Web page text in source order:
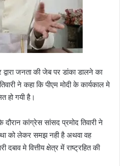
जनता की जेब पर डांका डालने का
ने कहा कि पीएम मोदी के कार्यकाल मे
हो गयी है।
दौरान कांग्रेस सांसद प्रमोद तिवारी ने
को लेकर समझ नही है अथवा वह
दबाव मे वित्तीय क्षेत्र में राष्ट्रहित की